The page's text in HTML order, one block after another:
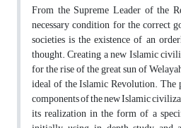
From the Supreme Leader of the
necessary condition for the correct
societies is the existence of an
thought. Creating a new Islamic
for the rise of the great sun of
ideal of the Islamic Revolution. The
components of the new Islamic
its realization in the form of a